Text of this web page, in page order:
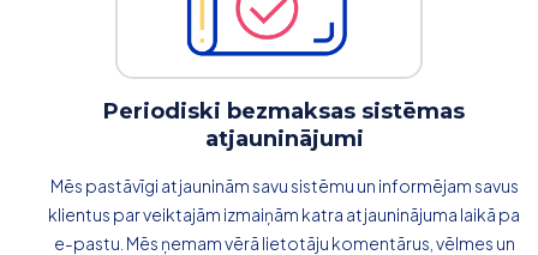
Periodiski bezmaksas sistēmas
atjauninājumi
Mēs pastāvīgi atjauninām savu sistēmu un informējam savus
klientus par veiktajām izmaiņām katra atjauninājuma laikā pa
e-pastu. Mēs ņemam vērā lietotāju komentārus, vēlmes un